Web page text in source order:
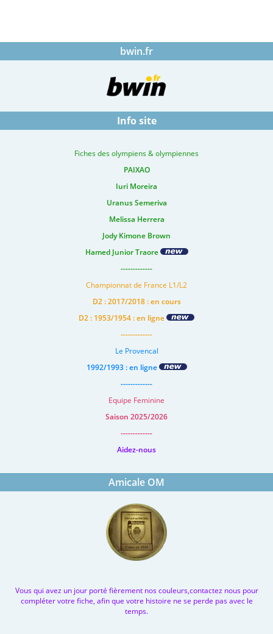
bwin.fr
Info site
Fiches des olympiens & olympiennes
PAIXAO
Iuri Moreira
Uranus Semeriva
Melissa Herrera
Jody Kimone Brown
Hamed Junior Traore
-------------
Championnat de France L1/L2
D2 : 2017/2018 : en cours
D2 : 1953/1954 : en ligne
-------------
Le Provencal
1992/1993 : en ligne
-------------
Equipe Feminine
Saison 2025/2026
-------------
Aidez-nous
Amicale OM
Vous qui avez un jour porté fièrement nos couleurs,contactez nous pour
compléter votre fiche, afin que votre histoire ne se perde pas avec le
temps.